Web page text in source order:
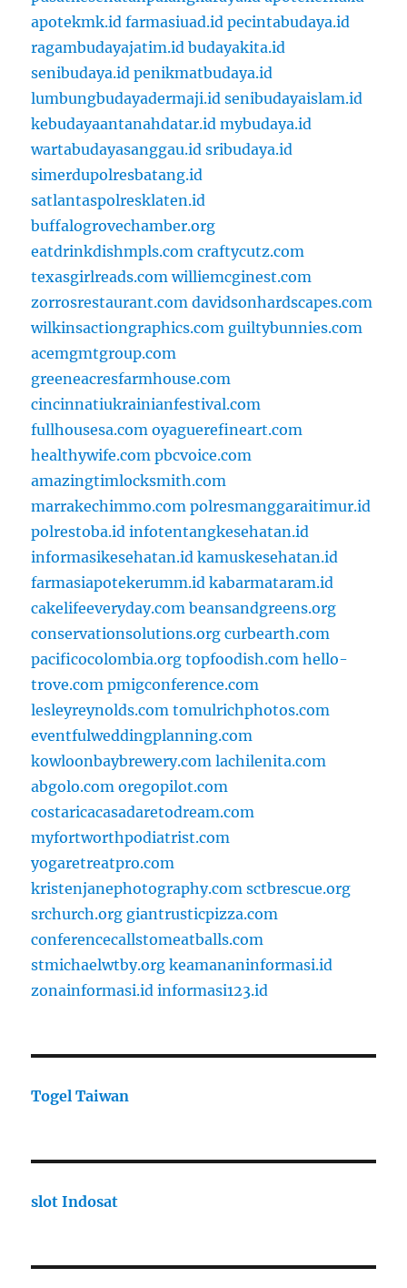
apotekmk.id farmasiuad.id pecintabudaya.id
ragambudayajatim.id budayakita.id
senibudaya.id penikmatbudaya.id
lumbungbudayadermaji.id senibudayaislam.id
kebudayaantanahdatar.id mybudaya.id
wartabudayasanggau.id sribudaya.id
simerdupolresbatang.id
satlantaspolresklaten.id
buffalogrovechamber.org
eatdrinkdishmpls.com craftycutz.com
texasgirlreads.com williemcginest.com
zorrosrestaurant.com davidsonhardscapes.com
wilkinsactiongraphics.com guiltybunnies.com
acemgmtgroup.com
greeneacresfarmhouse.com
cincinnatiukrainianfestival.com
fullhousesa.com oyaguerefineart.com
healthywife.com pbcvoice.com
amazingtimlocksmith.com
marrakechimmo.com polresmanggaraitimur.id
polrestoba.id infotentangkesehatan.id
informasikesehatan.id kamuskesehatan.id
farmasiapotekerumm.id kabarmataram.id
cakelifeeveryday.com beansandgreens.org
conservationsolutions.org curbearth.com
pacificocolombia.org topfoodish.com hello-
trove.com pmigconference.com
lesleyreynolds.com tomulrichphotos.com
eventfulweddingplanning.com
kowloonbaybrewery.com lachilenita.com
abgolo.com oregopilot.com
costaricacasadaretodream.com
myfortworthpodiatrist.com
yogaretreatpro.com
kristenjanephotography.com sctbrescue.org
srchurch.org giantrusticpizza.com
conferencecallstomeatballs.com
stmichaelwtby.org keamananinformasi.id
zonainformasi.id informasi123.id
Togel Taiwan
slot Indosat